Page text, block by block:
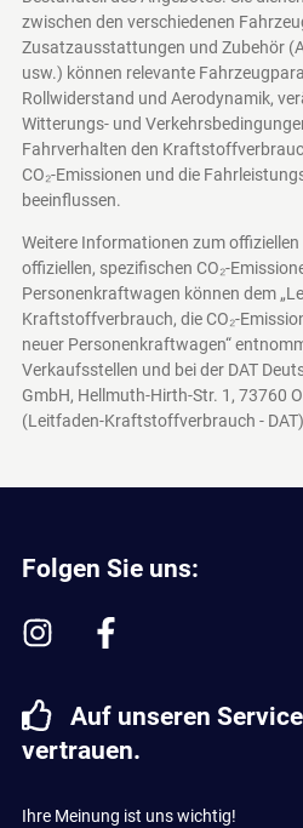
zwischen den verschiedenen
Zusatzausstattungen und Zubehör
usw.) können relevante
Rollwiderstand und Aerodynamik,
Witterungs- und
Fahrverhalten den
CO₂-Emissionen und die
beeinflussen.
Weitere Informationen zum
offiziellen, spezifischen CO₂-
Personenkraftwagen können dem
Kraftstoffverbrauch, die CO₂-
neuer Personenkraftwagen“
Verkaufsstellen und bei der DAT
GmbH, Hellmuth-Hirth-Str. 1, 73760
(Leitfaden-Kraftstoffverbrauch - DAT)
Folgen Sie uns:
Auf unseren
vertrauen.
Ihre Meinung ist uns wichtig!